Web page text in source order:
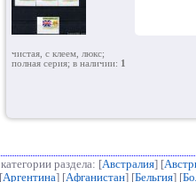
чистая, с клеем, люкс;
полная серия; в наличии: 1
категории раздела: [Австралия] [
[Аргентина] [Афганистан] [Бельгия] [